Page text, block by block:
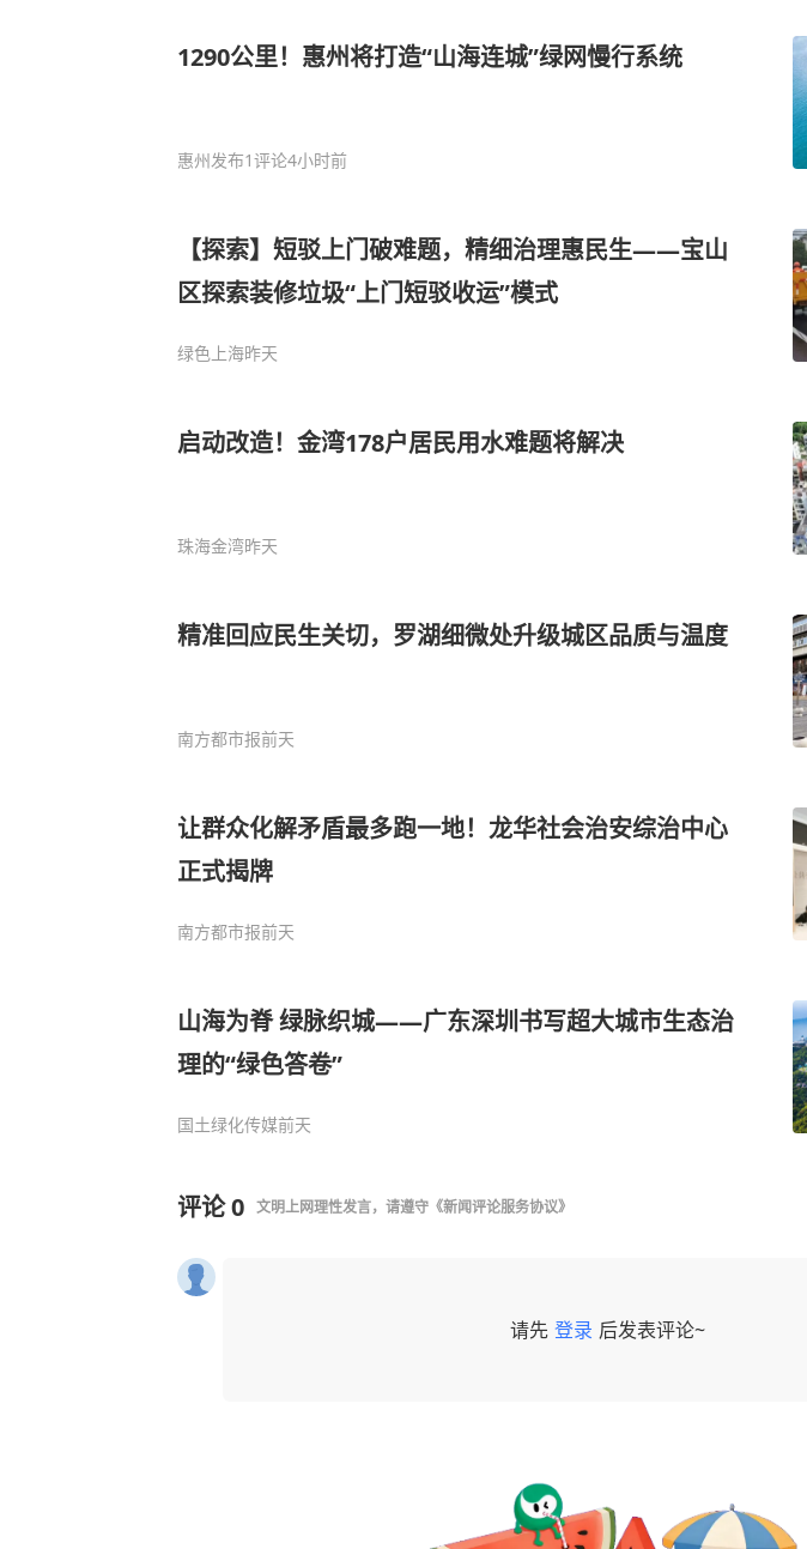
1290公里！惠州将打造“山海连城”绿网慢行系统
惠州发布1评论4小时前
【探索】短驳上门破难题，精细治理惠民生——宝山
区探索装修垃圾“上门短驳收运”模式
绿色上海昨天
启动改造！金湾178户居民用水难题将解决
珠海金湾昨天
精准回应民生关切，罗湖细微处升级城区品质与温度
南方都市报前天
让群众化解矛盾最多跑一地！龙华社会治安综治中心
正式揭牌
南方都市报前天
山海为脊 绿脉织城——广东深圳书写超大城市生态治
理的“绿色答卷”
国土绿化传媒前天
评论0 文明上网理性发言，请遵守 《新闻评论服务协议》
请先 登录 后发表评论~